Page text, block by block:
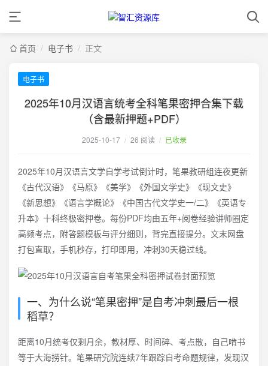
首页 / 电子书 / 正文
电子书
2025年10月汉语言统考全科笔果密押合集下载
（含最新押题+PDF）
2025-10-17 / 26 阅读 / 已收录
2025年10月汉语言文学自学考试倒计时，笔果教研组连夜更新
《古代汉语》《马原》《美学》《外国文学史》《现文史》
《新思想》《语言学概论》《中国古代文学史一/二》《英语专
升本》十科终极密押卷。每份PDF均由五年+阅卷经验讲师圈定
高频考点，附答题模板与评分细则，背完直接提分。文末网盘
打包直取，手机秒存，打印即用，冲刺30天稳过线。
一、为什么说“笔果密押”是自考冲刺最后一根
稻草？
距离10月统考仅剩月余，教材厚、时间碎、考点散，自己啃书
等于大海捞针。笔果研究院连续7年跟踪自考命题规律，发现汉